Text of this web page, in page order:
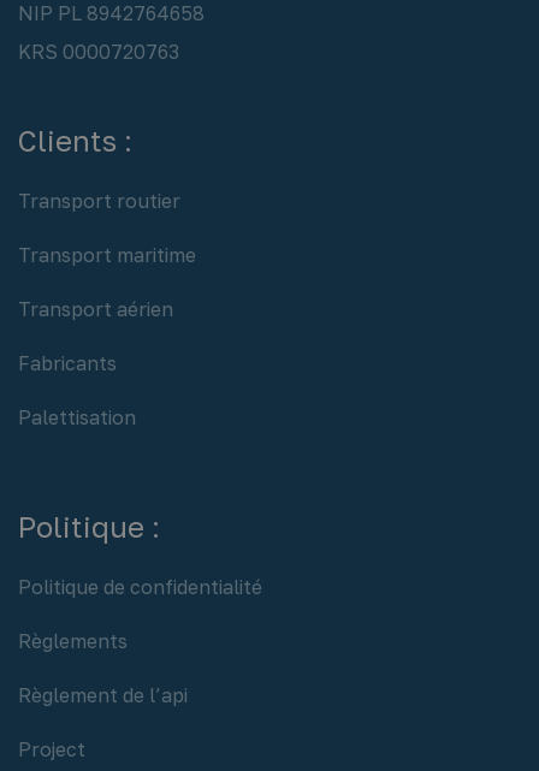
NIP PL 8942764658
KRS 0000720763
Clients :
Transport routier
Transport maritime
Transport aérien
Fabricants
Palettisation
Politique :
Politique de confidentialité
Règlements
Règlement de l’api
Project